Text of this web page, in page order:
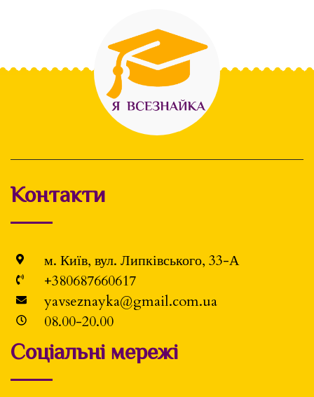
Контакти
м. Київ, вул. Липківського, 33-А
+380687660617
yavseznayka@gmail.com.ua
08.00-20.00
Соціальні мережі